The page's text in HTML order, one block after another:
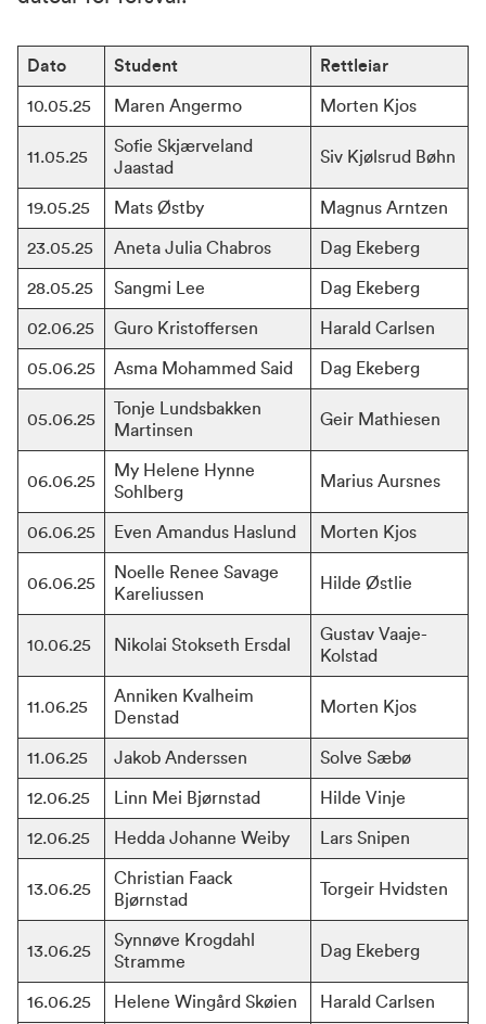
Dato Student Rettleiar
10.05.25 Maren Angermo Morten Kjos
11.05.25
Sofie Skjærveland
Jaastad
Siv Kjølsrud Bøhn
19.05.25 Mats Østby Magnus Arntzen
23.05.25 Aneta Julia Chabros Dag Ekeberg
28.05.25 Sangmi Lee Dag Ekeberg
02.06.25 Guro Kristoffersen Harald Carlsen
05.06.25 Asma Mohammed Said Dag Ekeberg
05.06.25
Tonje Lundsbakken
Martinsen
Geir Mathiesen
06.06.25
My Helene Hynne
Sohlberg
Marius Aursnes
06.06.25 Even Amandus Haslund Morten Kjos
06.06.25
Noelle Renee Savage
Kareliussen
Hilde Østlie
10.06.25 Nikolai Stokseth Ersdal
Gustav Vaaje-
Kolstad
11.06.25
Anniken Kvalheim
Denstad
Morten Kjos
11.06.25 Jakob Anderssen Solve Sæbø
12.06.25 Linn Mei Bjørnstad Hilde Vinje
12.06.25 Hedda Johanne Weiby Lars Snipen
13.06.25
Christian Faack
Bjørnstad
Torgeir Hvidsten
13.06.25
Synnøve Krogdahl
Stramme
Dag Ekeberg
16.06.25 Helene Wingård Skøien Harald Carlsen